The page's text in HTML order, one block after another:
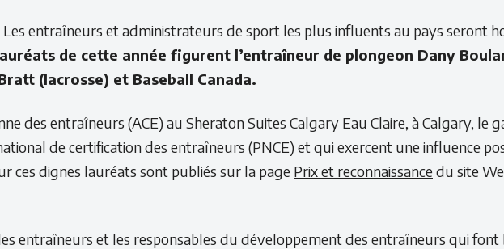
Les entraîneurs et administrateurs de sport les plus influents au pays seront
de cette année figurent l’entraîneur de plongeon Dany
(lacrosse) et Baseball Canada.
des entraîneurs (ACE) au Sheraton Suites Calgary Eau Claire, à Calgary,
de certification des entraîneurs (PNCE) et qui exercent une influence
ces dignes lauréats sont publiés sur la page Prix et reconnaissancedu site
entraîneurs et les responsables du développement des entraîneurs qui